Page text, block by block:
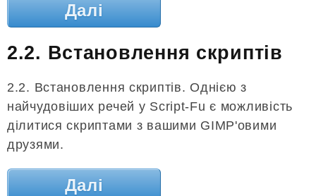
Далі
2.2. Встановлення скриптів
2.2. Встановлення скриптів. Однією з
найчудовіших речей у Script-Fu є можливість
ділитися скриптами з вашими GIMP'овими
друзями.
Далі